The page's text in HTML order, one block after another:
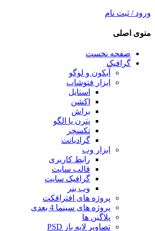
ورود / ثبت نام
منوی اصلی
صفحه نخست
گرافیک
آیکون و لوگو
ابزار فتوشاپ
استایل
اکشن
براش
پترن یا الگو
تکسچر
گرادیانت
ابزار وب
رابط کاربری
قالب سایت
گرافیک سایت
وب بنر
پروژه های افترافکت
پروژه های سینما 4 بعدی
پلاگین ها
تصاویر لایه باز PSD